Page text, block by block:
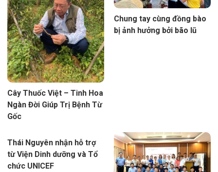
Cây Thuốc Việt – Tinh Hoa
Ngàn Đời Giúp Trị Bệnh Từ
Gốc
Chung tay cùng đồng bào
bị ảnh hưởng bởi bão lũ
Thái Nguyên nhận hỗ trợ
từ Viện Dinh dưỡng và Tổ
chức UNICEF